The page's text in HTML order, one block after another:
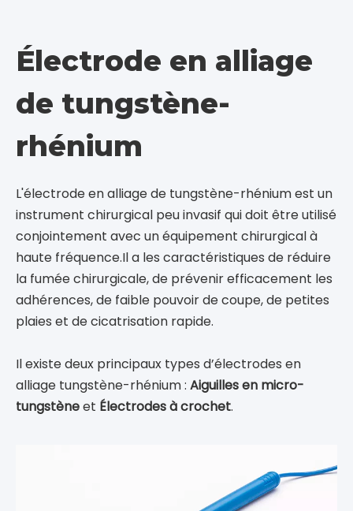
rhénium
L'électrode en alliage de tungstène-rhénium est un
instrument chirurgical peu invasif qui doit être utilisé
conjointement avec un équipement chirurgical à
haute fréquence.Il a les caractéristiques de réduire
adhérences, de faible pouvoir de coupe, de petites
plaies et de cicatrisation rapide.
Il existe deux principaux types d’électrodes en
alliage tungstène-rhénium :Aiguilles en micro-
tungstèneetÉlectrodes à crochet.